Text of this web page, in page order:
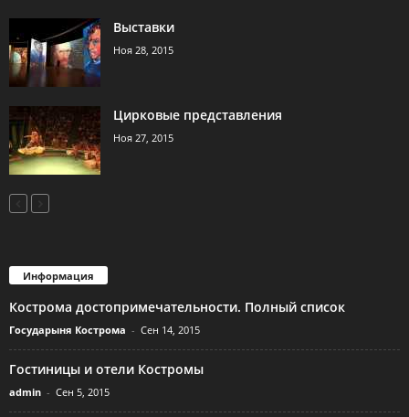
Выставки
Ноя 28, 2015
Цирковые представления
Ноя 27, 2015
Информация
Кострома достопримечательности. Полный список
Государыня Кострома - Сен 14, 2015
Гостиницы и отели Костромы
admin - Сен 5, 2015